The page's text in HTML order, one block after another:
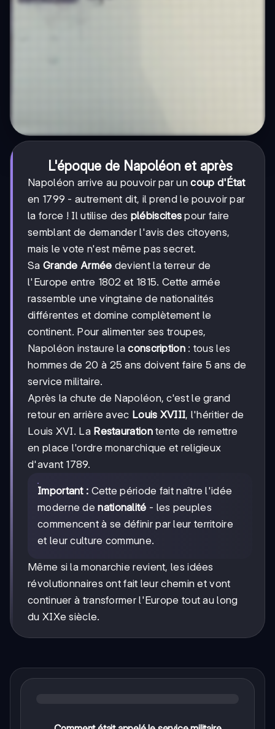
L'époque de Napoléon et après
Napoléon arrive au pouvoir par uncoup d'État
en 1799 - autrement dit, il prend le pouvoir par
la force ! Il utilise des plébiscites pour faire
semblant de demander l'avis des citoyens,
mais le vote n'est même pas secret.
Sa Grande Armée devient la terreur de
l'Europe entre 1802 et 1815. Cette armée
rassemble une vingtaine de nationalités
différentes et domine complètement le
continent. Pour alimenter ses troupes,
Napoléon instaure laconscription: tous les
hommes de 20 à 25 ans doivent faire 5 ans de
service militaire.
Après la chute de Napoléon, c'est le grand
retour en arrière avec Louis XVIII, l'héritier de
Louis XVI. La Restaurationtente de remettre
en place l'ordre monarchique et religieux
d'avant 1789.
Important : Cette période fait naître l'idée
moderne denationalité - les peuples
commencent à se définir par leur territoire
et leur culture commune.
Même si la monarchie revient, les idées
révolutionnaires ont fait leur chemin et vont
continuer à transformer l'Europe tout au long
du XIXe siècle.